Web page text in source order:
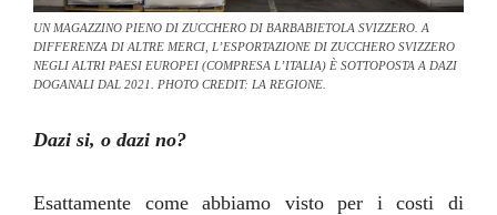
UN MAGAZZINO PIENO DI ZUCCHERO DI BARBABIETOLA SVIZZERO. A
DIFFERENZA DI ALTRE MERCI, L’ESPORTAZIONE DI ZUCCHERO SVIZZERO
NEGLI ALTRI PAESI EUROPEI (COMPRESA L’ITALIA) È SOTTOPOSTA A DAZI
DOGANALI DAL 2021. PHOTO CREDIT: LA REGIONE.
Dazi si, o dazi no?
Esattamente come abbiamo visto per i costi di